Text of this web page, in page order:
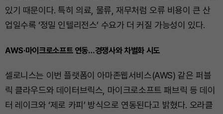
있기 때문이다. 특히 의료, 물류, 재무처럼 오류 비용이 큰 산
업일수록 ‘정밀 인텔리전스’ 수요가 더 커질 가능성이 있다.
AWS·마이크로소프트 연동…경쟁사와 차별화 시도
셀로니스는 이번 플랫폼이 아마존웹서비스(AWS) 같은 퍼블
릭 클라우드와 데이터브릭스, 마이크로소프트 패브릭 등 데이
터 레이크와 ‘제로 카피’ 방식으로 연동된다고 밝혔다. 오라클